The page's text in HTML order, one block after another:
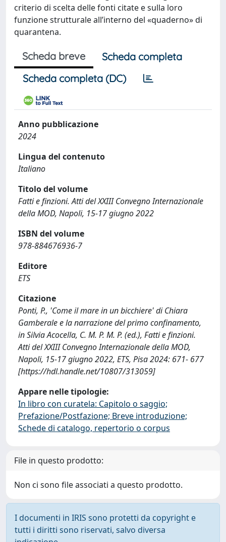
criterio di scelta delle fonti citate e sulla loro
funzione strutturale all’interno del «quaderno» di
quarantena.
Scheda breve
Scheda completa
Scheda completa (DC)
Anno pubblicazione
2024
Lingua del contenuto
Italiano
Titolo del volume
Fatti e finzioni. Atti del XXIII Convegno Internazionale
della MOD, Napoli, 15-17 giugno 2022
ISBN del volume
978-884676936-7
Editore
ETS
Citazione
Ponti, P., 'Come il mare in un bicchiere' di Chiara
Gamberale e la narrazione del primo confinamento,
in Silvia Acocella, C. M. P. M. P. (ed.), Fatti e finzioni.
Atti del XXIII Convegno Internazionale della MOD,
Napoli, 15-17 giugno 2022, ETS, Pisa 2024: 671- 677
[https://hdl.handle.net/10807/313059]
Appare nelle tipologie:
In libro con curatela: Capitolo o saggio;
Prefazione/Postfazione; Breve introduzione;
Schede di catalogo, repertorio o corpus
File in questo prodotto:
Non ci sono file associati a questo prodotto.
I documenti in IRIS sono protetti da copyright e
tutti i diritti sono riservati, salvo diversa